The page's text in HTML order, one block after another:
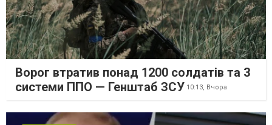
Ворог втратив понад 1200 солдатів та 3
системи ППО — Генштаб ЗСУ 10:13, Вчора